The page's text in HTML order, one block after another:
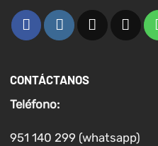
CONTÁCTANOS
Teléfono:
951 140 299 (whatsapp)